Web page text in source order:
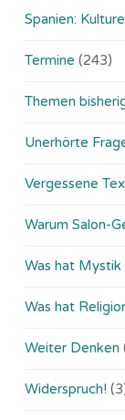
Spanien:
Termine (243)
Themen
Unerhörte
Vergessene
Warum Salon-
Was hat Mystik
Was hat
Weiter Denken
Widerspruch!